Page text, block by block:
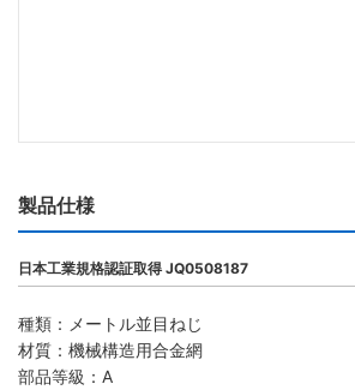
製品仕様
日本工業規格認証取得 JQ0508187
種類：メートル並目ねじ
材質：機械構造用合金網
部品等級：A